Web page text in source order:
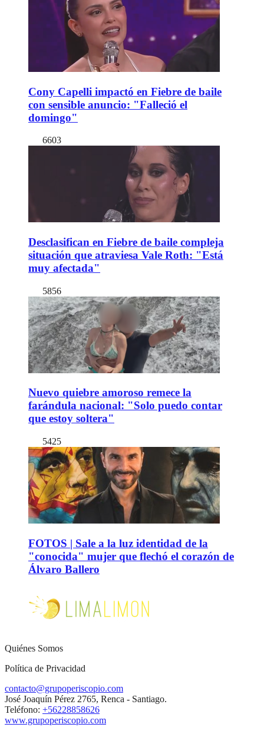
Cony Capelli impactó en Fiebre de baile
con sensible anuncio: "Falleció el
domingo"
6603
Desclasifican en Fiebre de baile compleja
situación que atraviesa Vale Roth: "Está
muy afectada"
5856
Nuevo quiebre amoroso remece la
farándula nacional: "Solo puedo contar
que estoy soltera"
5425
FOTOS | Sale a la luz identidad de la
"conocida" mujer que flechó el corazón de
Álvaro Ballero
Quiénes Somos
Política de Privacidad
contacto@grupoperiscopio.com
José Joaquín Pérez 2765, Renca - Santiago.
Teléfono: +56228858626
www.grupoperiscopio.com